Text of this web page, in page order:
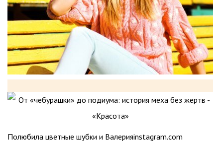
Полюбила цветные шубки и Валерияinstagram.com